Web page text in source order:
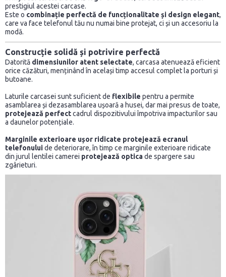
prestigiul acestei carcase.
Este o combinație perfectă de funcționalitate și design elegant,
care va face telefonul tău nu numai bine protejat, ci și un accesoriu la
modă.
Construcție solidă și potrivire perfectă
Datorită dimensiunilor atent selectate, carcasa atenuează eficient
orice căzături, menținând în același timp accesul complet la porturi și
butoane.
Laturile carcasei sunt suficient de flexibile pentru a permite
asamblarea și dezasamblarea ușoară a husei, dar mai presus de toate,
protejează perfectcadrul dispozitivului împotriva impacturilor sau
a daunelor potențiale.
Marginile exterioare ușor ridicate protejează ecranul
telefonuluide deteriorare, în timp ce marginile exterioare ridicate
din jurul lentilei camerei protejează opticade spargere sau
zgârieturi.